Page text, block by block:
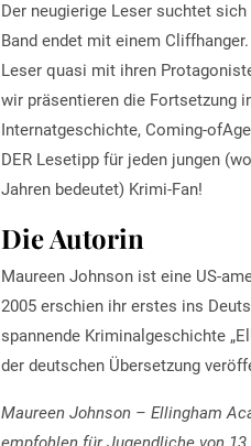
Der neugierige Leser suchtet
Band endet mit einem
Leser quasi mit ihren
wir präsentieren die Fortsetzung
Internatgeschichte, Coming-
DER Lesetipp für jeden jungen
Jahren bedeutet) Krimi-Fan!
Die Autorin
Maureen Johnson ist eine US-
2005 erschien ihr erstes ins
spannende Kriminalgeschichte
der deutschen Übersetzung
Maureen Johnson – Ellingham